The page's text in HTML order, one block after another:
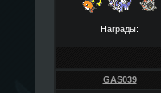
Награды:
GAS039